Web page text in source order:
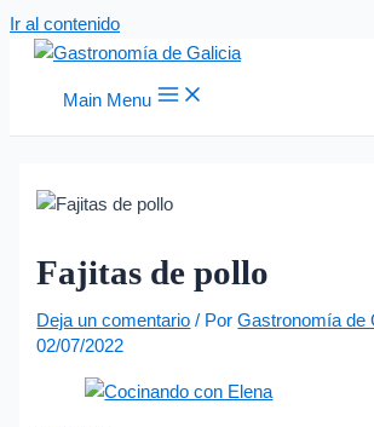
Ir al contenido
Main Menu
Fajitas de pollo
Deja un comentario / PorGastronomía de
02/07/2022